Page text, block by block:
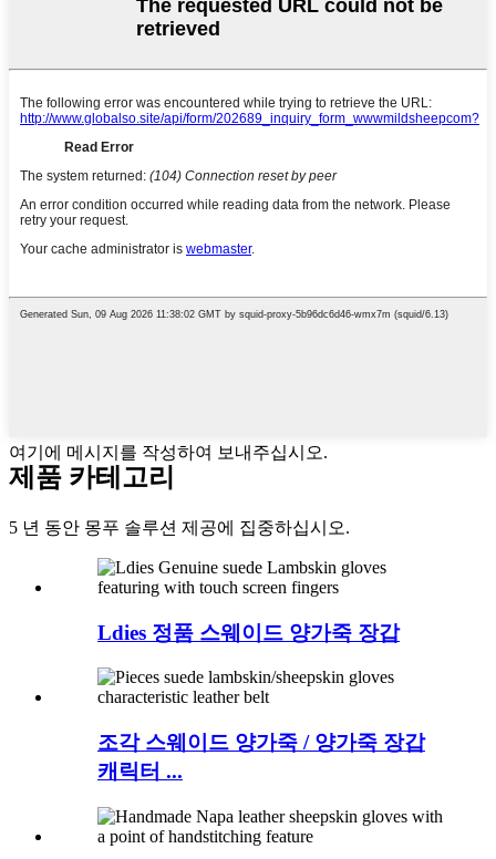
여기에 메시지를 작성하여 보내주십시오.
제품 카테고리
5 년 동안 몽푸 솔루션 제공에 집중하십시오.
Ldies 정품 스웨이드 양가죽 장갑
조각 스웨이드 양가죽 / 양가죽 장갑
캐릭터 ...